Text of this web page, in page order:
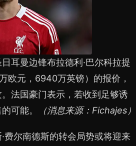
耳曼边锋布拉德利·巴尔科拉提
欧元，6940万英镑）的报价，
法国豪门表示，若收到足够诱
可能。
（消息来源：Fichajes）
费尔南德斯的转会局势或将迎来